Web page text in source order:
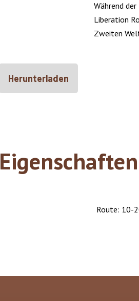
Während
Liberation
Zweiten
Herunterladen
Eigenschaften
Route: 10-